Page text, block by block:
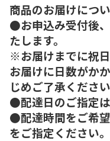
商品のお届けについ
●お申込み受付後
たします。
※お届けまでに祝
お届けに日数がか
じめご了承ください
●配達日のご指定は
●配達時間をご希
をご指定ください。